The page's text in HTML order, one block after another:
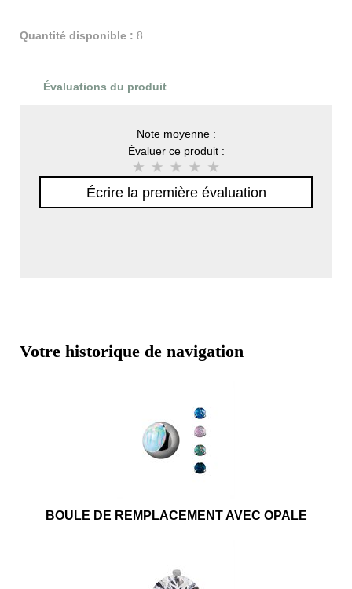
Quantité disponible : 8
Évaluations du produit
Note moyenne :
Évaluer ce produit :
Écrire la première évaluation
Votre historique de navigation
BOULE DE REMPLACEMENT AVEC OPALE